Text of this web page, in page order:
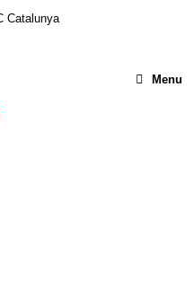
Menu